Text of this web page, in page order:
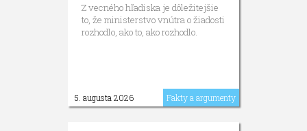
Z vecného hľadiska je dôležitejšie
to, že ministerstvo vnútra o žiadosti
rozhodlo, ako to, ako rozhodlo.
5. augusta 2026 Fakty a argumenty